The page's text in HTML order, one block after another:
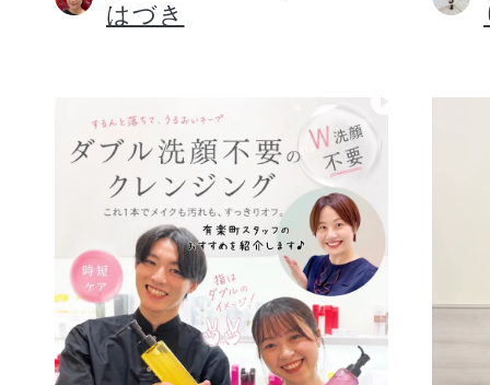
はづき